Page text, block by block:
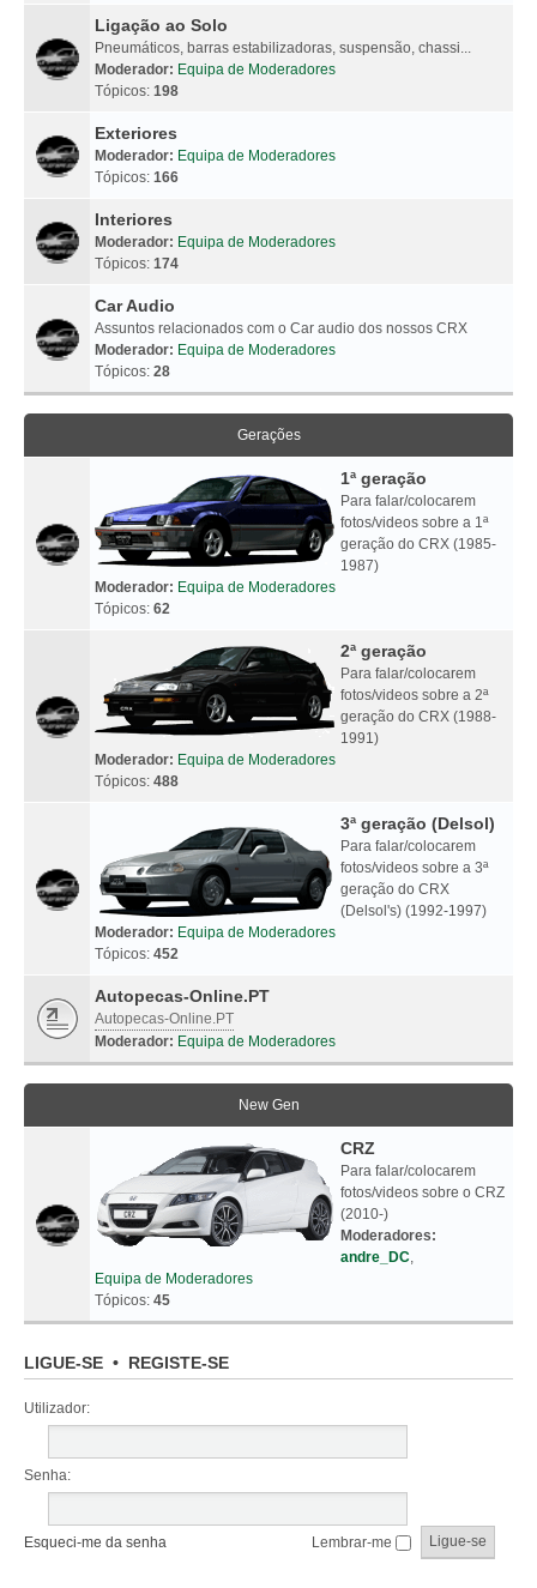
Ligação ao Solo
Pneumáticos, barras estabilizadoras, suspensão, chassi...
Moderador: Equipa de Moderadores
Tópicos: 198
Exteriores
Moderador: Equipa de Moderadores
Tópicos: 166
Interiores
Moderador: Equipa de Moderadores
Tópicos: 174
Car Audio
Assuntos relacionados com o Car audio dos nossos CRX
Moderador: Equipa de Moderadores
Tópicos: 28
Gerações
1ª geração
Para falar/colocarem
fotos/videos sobre a 1ª
geração do CRX (1985-
1987)
Moderador: Equipa de Moderadores
Tópicos: 62
2ª geração
Para falar/colocarem
fotos/videos sobre a 2ª
geração do CRX (1988-
1991)
Moderador: Equipa de Moderadores
Tópicos: 488
3ª geração (Delsol)
Para falar/colocarem
fotos/videos sobre a 3ª
geração do CRX
(Delsol's) (1992-1997)
Moderador: Equipa de Moderadores
Tópicos: 452
Autopecas-Online.PT
Autopecas-Online.PT
Moderador: Equipa de Moderadores
New Gen
CRZ
Para falar/colocarem
fotos/videos sobre o CRZ
(2010-)
Moderadores:
andre_DC,
Equipa de Moderadores
Tópicos: 45
LIGUE-SE • REGISTE-SE
Utilizador:
Senha:
Esqueci-me da senha Lembrar-me